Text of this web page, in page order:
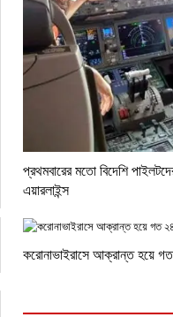
প্রথমবারের মতো বিদেশি
এয়ারলাইন্স
করোনাভাইরাসে আক্রান্ত হয়ে